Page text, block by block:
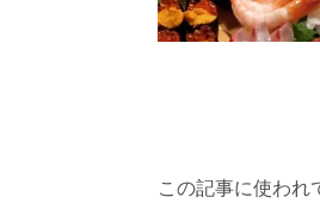
この記事に使われ